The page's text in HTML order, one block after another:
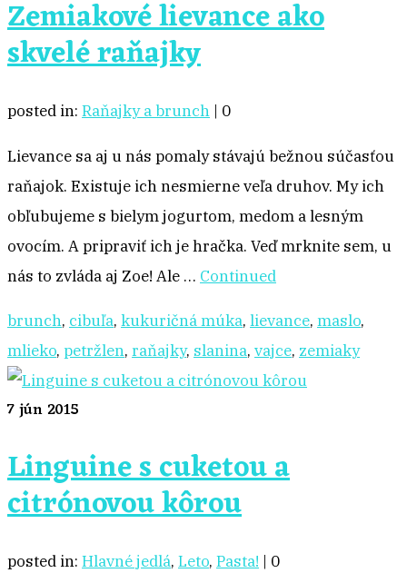
Zemiakové lievance ako
skvelé raňajky
posted in: Raňajky a brunch | 0
Lievance sa aj u nás pomaly stávajú bežnou súčasťou
raňajok. Existuje ich nesmierne veľa druhov. My ich
obľubujeme s bielym jogurtom, medom a lesným
ovocím. A pripraviť ich je hračka. Veď mrknite sem, u
nás to zvláda aj Zoe! Ale … Continued
brunch, cibuľa, kukuričná múka, lievance, maslo,
mlieko, petržlen, raňajky, slanina, vajce, zemiaky
7jún 2015
Linguine s cuketou a
citrónovou kôrou
posted in: Hlavné jedlá, Leto, Pasta! | 0